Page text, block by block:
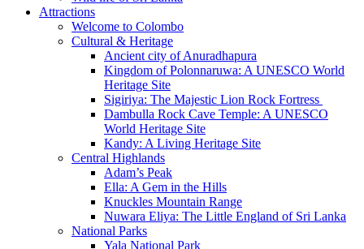
Attractions
Welcome to Colombo
Cultural & Heritage
Ancient city of Anuradhapura
Kingdom of Polonnaruwa: A UNESCO World
Heritage Site
Sigiriya: The Majestic Lion Rock Fortress
Dambulla Rock Cave Temple: A UNESCO
World Heritage Site
Kandy: A Living Heritage Site
Central Highlands
Adam’s Peak
Ella: A Gem in the Hills
Knuckles Mountain Range
Nuwara Eliya: The Little England of Sri Lanka
National Parks
Yala National Park